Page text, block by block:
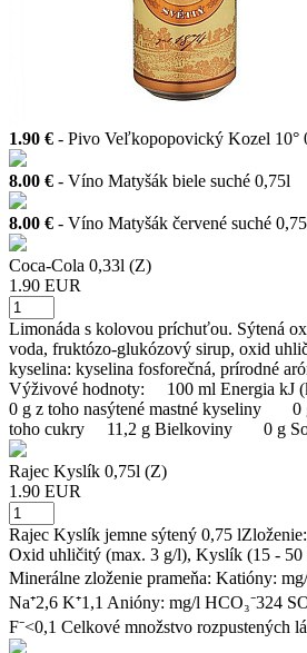
1.90 € - Pivo Veľkopopovický Kozel 10°
8.00 € - Víno Matyšák biele suché 0,75l
8.00 € - Víno Matyšák červené suché
Coca-Cola 0,33l (Z)
1.90 EUR
Limonáda s kolovou príchuťou. Sýtená
voda, fruktózo-glukózový sirup, oxid
kyselina: kyselina fosforečná, prírodné
Výživové hodnoty: 100 ml Energia
0 g z toho nasýtené mastné kyseliny
toho cukry 11,2 g Bielkoviny 0 g
Rajec Kyslík 0,75l (Z)
1.90 EUR
Rajec Kyslík jemne sýtený 0,75
Oxid uhličitý (max. 3 g/l), Kyslík (15 -
Minerálne zloženie prameňa: Katióny: mg/
Na⁺2,6 K⁺1,1 Anióny: mg/l HCO₃⁻324
F⁻<0,1 Celkové množstvo rozpustených